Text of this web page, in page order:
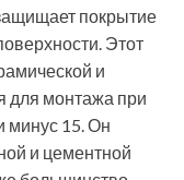
покрытие
Этот
и
для монтажа при
минус 15. Он
и цементной